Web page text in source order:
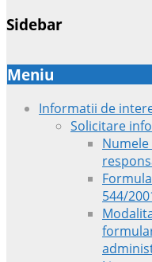
Sidebar
Meniu
Informatii de
Solicitare
544/